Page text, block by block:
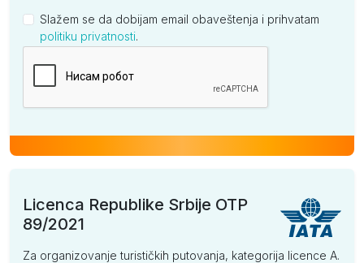
Slažem se da dobijam email obaveštenja i prihvatam
politiku privatnosti.
Licenca Republike Srbije OTP
89/2021
Za organizovanje turističkih putovanja, kategorija licence A.